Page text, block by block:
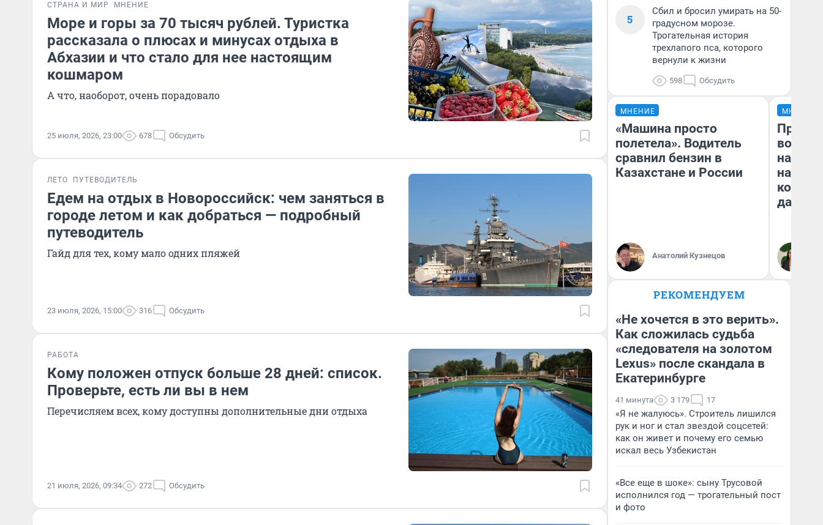
СТРАНА И МИР МНЕНИЕ
Море и горы за 70 тысяч рублей. Туристка
рассказала о плюсах и минусах отдыха в
Абхазии и что стало для нее настоящим
кошмаром
А что, наоборот, очень порадовало
25 июля, 2026, 23:00 678 Обсудить
ЛЕТО ПУТЕВОДИТЕЛЬ
Едем на отдых в Новороссийск: чем заняться в
городе летом и как добраться — подробный
путеводитель
Гайд для тех, кому мало одних пляжей
23 июля, 2026, 15:00 316 Обсудить
РАБОТА
Кому положен отпуск больше 28 дней: список.
Проверьте, есть ли вы в нем
Перечисляем всех, кому доступны дополнительные дни отдыха
21 июля, 2026, 09:34 272 Обсудить
5
Сбил и бросил умирать на 50-
градусном морозе.
Трогательная история
трехлапого пса, которого
вернули к жизни
598 Обсудить
МНЕНИЕ
«Машина просто
полетела». Водитель
сравнил бензин в
Казахстане и России
Анатолий Кузнецов
МНЕНИЕ
нам
даже
РЕКОМЕНДУЕМ
«Не хочется в это верить».
Как сложилась судьба
«следователя на золотом
Lexus» после скандала в
Екатеринбурге
41 минута 3 179 17
«Я не жалуюсь». Строитель лишился
рук и ног и стал звездой соцсетей:
как он живет и почему его семью
искал весь Узбекистан
«Все еще в шоке»: сыну Трусовой
исполнился год — трогательный пост
и фото